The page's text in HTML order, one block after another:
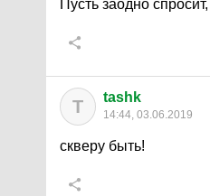
Пусть заодно
T tashk
14:44, 03.06.2019
скверу быть!